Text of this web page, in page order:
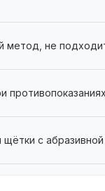
метод, не
с абразивной